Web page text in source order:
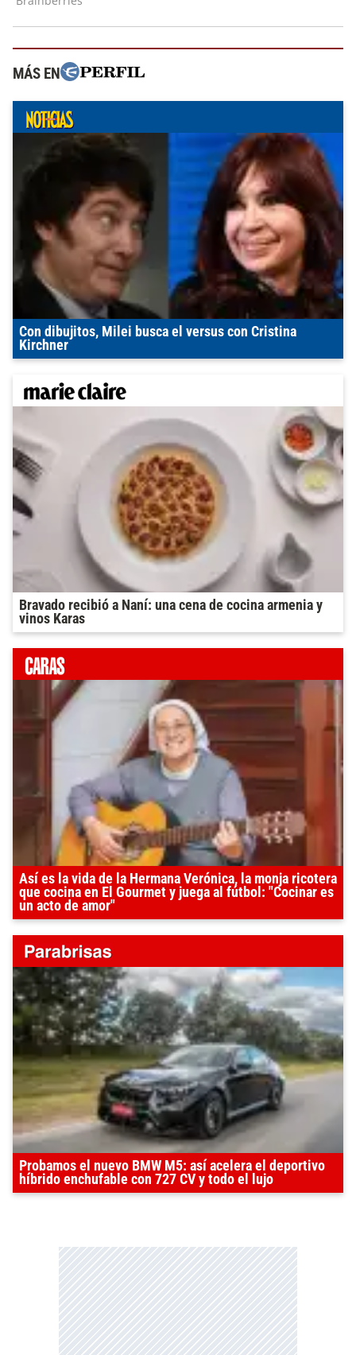
MÁS EN
Con dibujitos, Milei busca el versus con Cristina
Kirchner
Bravado recibió a Naní: una cena de cocina armenia y
vinos Karas
Así es la vida de la Hermana Verónica, la monja ricotera
que cocina en El Gourmet y juega al fútbol: "Cocinar es
un acto de amor"
Probamos el nuevo BMW M5: así acelera el deportivo
híbrido enchufable con 727 CV y todo el lujo